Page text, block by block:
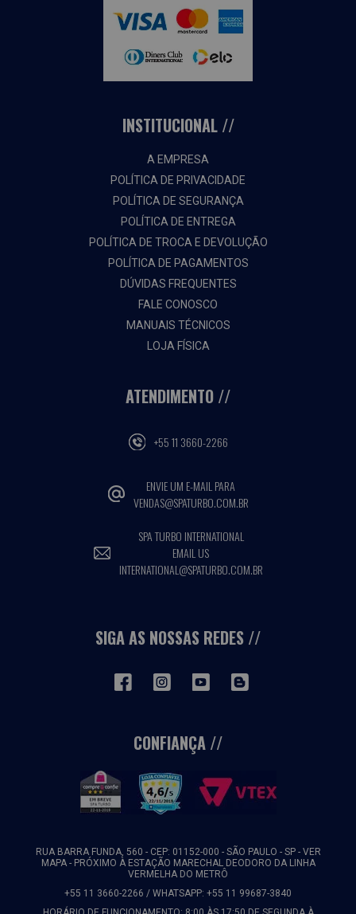
INSTITUCIONAL
A EMPRESA
POLÍTICA DE PRIVACIDADE
POLÍTICA DE SEGURANÇA
POLÍTICA DE ENTREGA
POLÍTICA DE TROCA E DEVOLUÇÃO
POLÍTICA DE PAGAMENTOS
DÚVIDAS FREQUENTES
FALE CONOSCO
MANUAIS TÉCNICOS
LOJA FÍSICA
ATENDIMENTO
+55 11 3660-2266
ENVIE UM E-MAIL PARA
VENDAS@SPATURBO.COM.BR
SPA TURBO INTERNATIONAL
EMAIL US
INTERNATIONAL@SPATURBO.COM.BR
SIGA AS NOSSAS REDES
CONFIANÇA
RUA BARRA FUNDA, 560 - CEP: 01152-000 - SÃO PAULO - SP - VER
MAPA - PRÓXIMO À ESTAÇÃO MARECHAL DEODORO DA LINHA
VERMELHA DO METRÔ
+55 11 3660-2266 / WHATSAPP: +55 11 99687-3840